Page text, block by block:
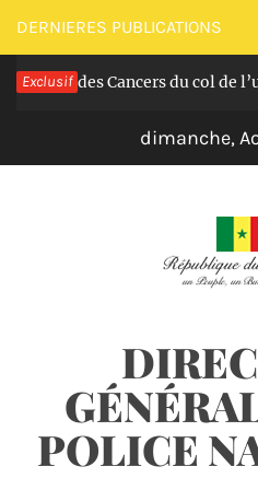
Passer
au
contenu
DERNIERES PUBLICATIONS
Exclusifdes Cancers du col de
dimanche,
POLICE